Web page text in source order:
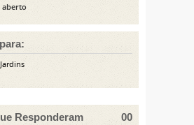
aberto
Responderam 00